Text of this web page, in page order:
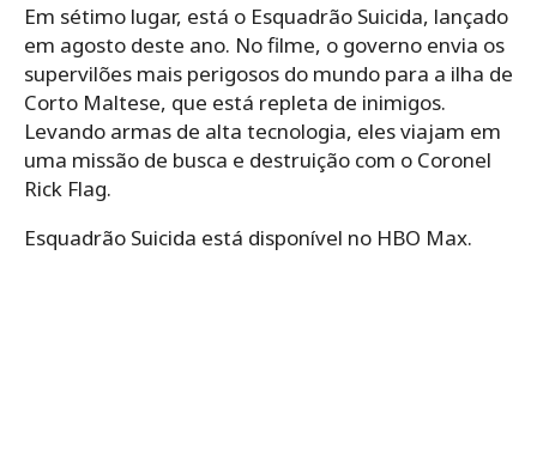
Em sétimo lugar, está o Esquadrão Suicida, lançado
em agosto deste ano. No filme, o governo envia os
supervilões mais perigosos do mundo para a ilha de
Corto Maltese, que está repleta de inimigos.
Levando armas de alta tecnologia, eles viajam em
uma missão de busca e destruição com o Coronel
Rick Flag.
Esquadrão Suicida está disponível no HBO Max.